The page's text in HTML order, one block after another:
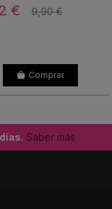
€ 9,90 €
Comprar
Saber más